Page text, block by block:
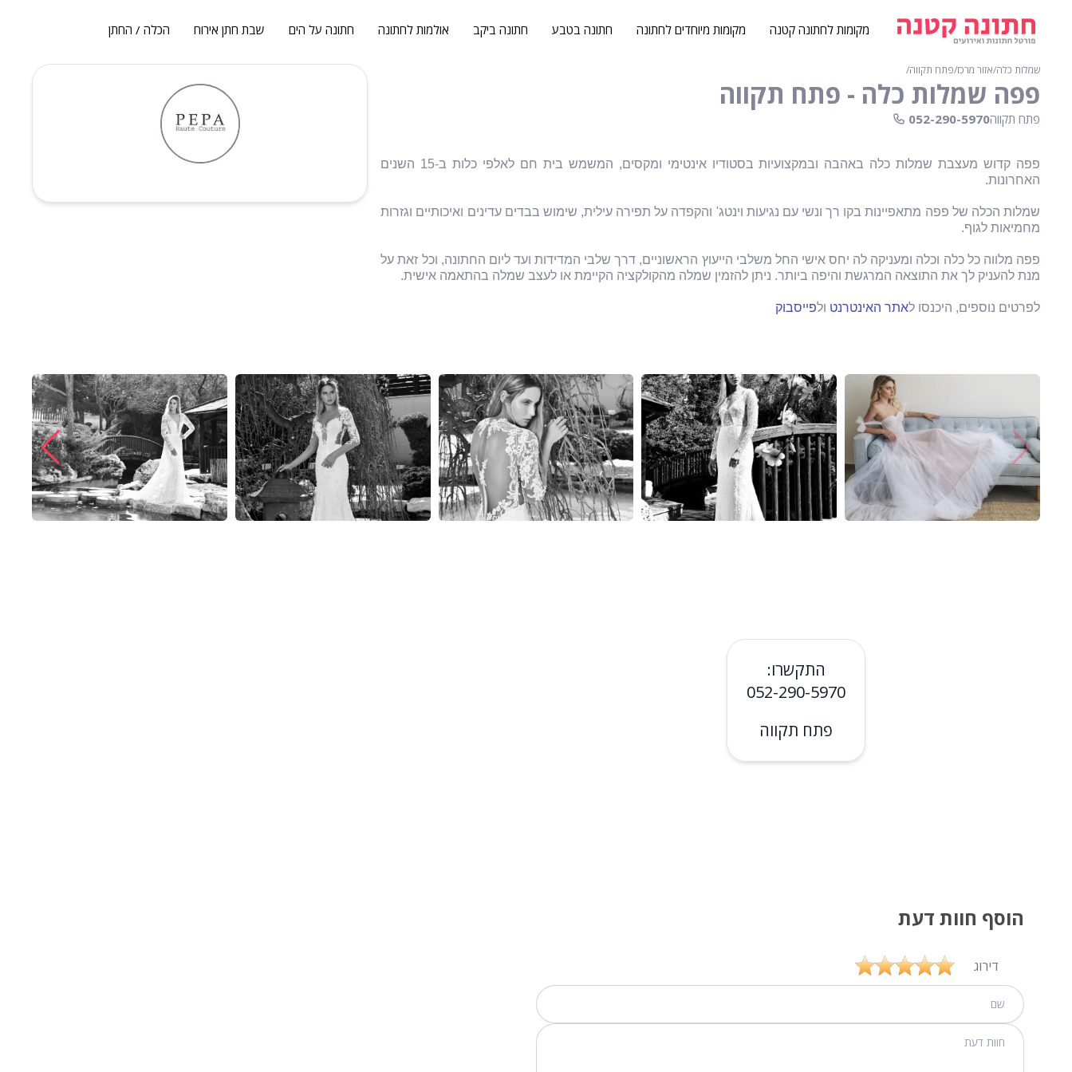
מקומות לחתונה קטנה מקומות מיוחדים לחתונה חתונה בטבע חתונה ביקב אולמות לחתונה חתונה על הים שבת חתן אירוח הכלה / החתן
שמלות כלה∕אזור מרכז∕פתח תקווה∕
פפה שמלות כלה - פתח תקווה
פתח תקווה052-290-5970
פפה קדוש מעצבת שמלות כלה באהבה ובמקצועיות בסטודיו אינטימי ומקסים, המשמש בית חם לאלפי כלות ב-15 השנים
האחרונות.
שמלות הכלה של פפה מתאפיינות בקו רך ונשי עם נגיעות וינטג' והקפדה על תפירה עילית, שימוש בבדים עדינים ואיכותיים וגזרות
מחמיאות לגוף.
פפה מלווה כל כלה וכלה ומעניקה לה יחס אישי החל משלבי הייעוץ הראשוניים, דרך שלבי המדידות ועד ליום החתונה, וכל זאת על
מנת להעניק לך את התוצאה המרגשת והיפה ביותר. ניתן להזמין שמלה מהקולקציה הקיימת או לעצב שמלה בהתאמה אישית.
לפרטים נוספים, היכנסו לאתר האינטרנט ולפייסבוק
התקשרו:
052-290-5970
פתח תקווה
הוסף חוות דעת
דירוג